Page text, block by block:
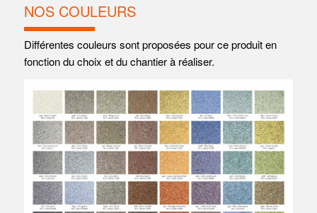
NOS COULEURS
Différentes couleurs sont proposées pour ce produit en
fonction du choix et du chantier à réaliser.